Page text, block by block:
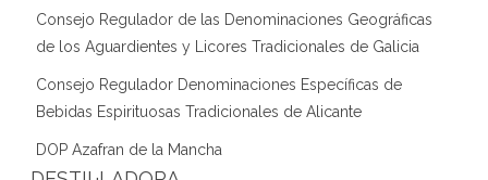
Consejo Regulador de las Denominaciones Geográficas
de los Aguardientes y Licores Tradicionales de Galicia
Consejo Regulador Denominaciones Específicas de
Bebidas Espirituosas Tradicionales de Alicante
DOP Azafran de la Mancha